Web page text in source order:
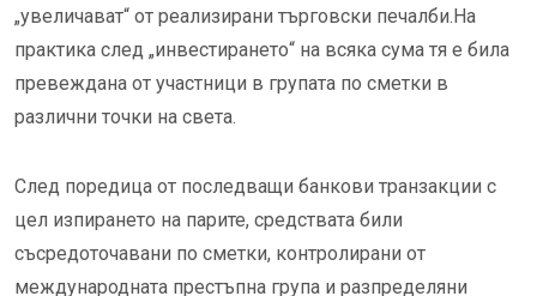
„увеличават“ от реализирани търговски печалби.На
практика след „инвестирането“ на всяка сума тя е била
превеждана от участници в групата по сметки в
различни точки на света.
След поредица от последващи банкови транзакции с
цел изпирането на парите, средствата били
съсредоточавани по сметки, контролирани от
международната престъпна група и разпределяни